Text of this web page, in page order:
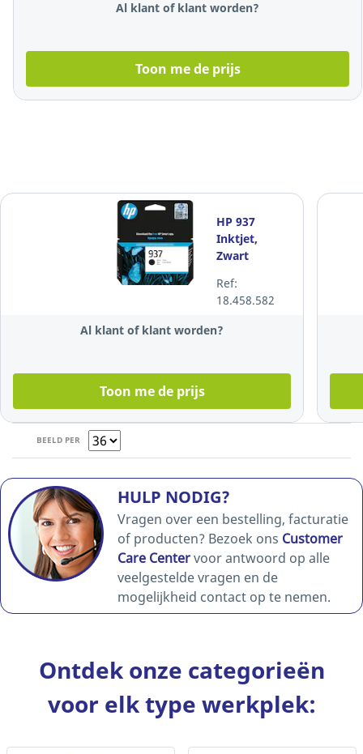
Al klant of klant worden?
Toon me de prijs
HP 937
Inktjet,
Zwart
Ref:
18.458.582
Al klant of klant worden?
Toon me de prijs
BEELD PER
HULP NODIG?
Vragen over een bestelling, facturatie
of producten? Bezoek ons Customer
Care Centervoor antwoord op alle
veelgestelde vragen en de
mogelijkheid contact op te nemen.
Ontdek onze categorieën
voor elk type werkplek: